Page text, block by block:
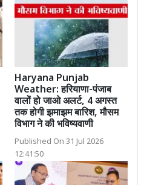
Haryana Punjab
Weather: हरियाणा-पंजाब
वालों हो जाओ अलर्ट, 4 अगस्त
तक होगी झमाझम बारिश, मौसम
विभाग ने की भविष्यवाणी
Published On 31 Jul 2026
12:41:50